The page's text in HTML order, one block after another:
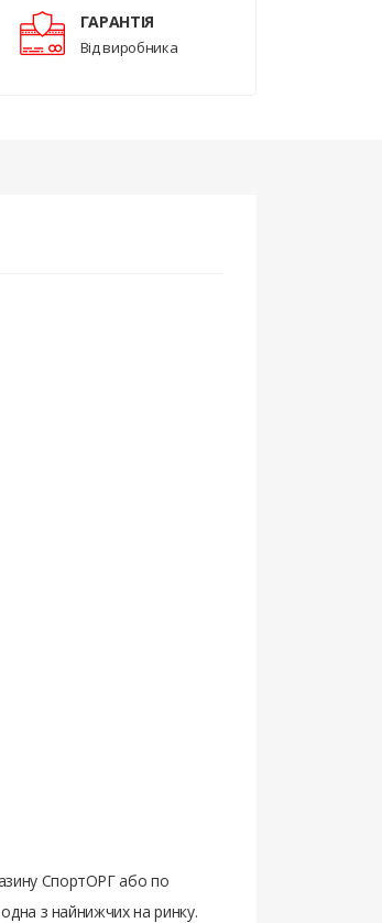
ГАРАНТІЯ
Від виробника
СпортОРГ або по
з найнижчих на ринку.